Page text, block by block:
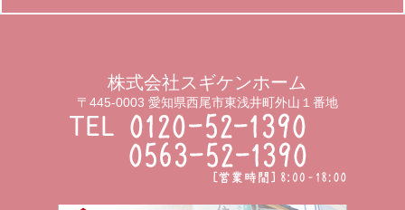
株式会社スギケンホーム
〒445-0003 愛知県西尾市東浅井町外山１番地